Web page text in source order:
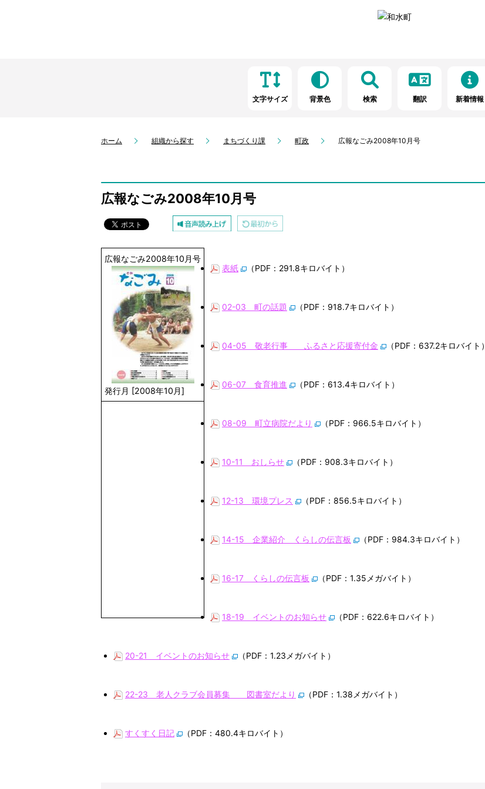
文字サイズ 背景色 検索 翻訳 新着情報
ホーム 組織から探す まちづくり課 町政 広報なごみ2008年10月号
広報なごみ2008年10月号
広報なごみ2008年10月号
発行月 [2008年10月]
表紙 （PDF：291.8キロバイト）
02-03 町の話題 （PDF：918.7キロバイト）
04-05 敬老行事 ふるさと応援寄付金 （PDF：637.2キロバイト）
06-07 食育推進 （PDF：613.4キロバイト）
08-09 町立病院だより （PDF：966.5キロバイト）
10-11 おしらせ （PDF：908.3キロバイト）
12-13 環境プレス （PDF：856.5キロバイト）
14-15 企業紹介 くらしの伝言板 （PDF：984.3キロバイト）
16-17 くらしの伝言板 （PDF：1.35メガバイト）
18-19 イベントのお知らせ （PDF：622.6キロバイト）
20-21 イベントのお知らせ （PDF：1.23メガバイト）
22-23 老人クラブ会員募集 図書室だより （PDF：1.38メガバイト）
すくすく日記 （PDF：480.4キロバイト）